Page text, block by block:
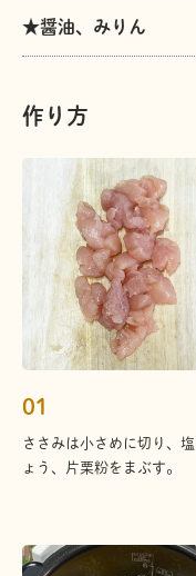
作り方
01
ささみは小さめに切り、塩
ょう、片栗粉をまぶす。
★醤油、みりん